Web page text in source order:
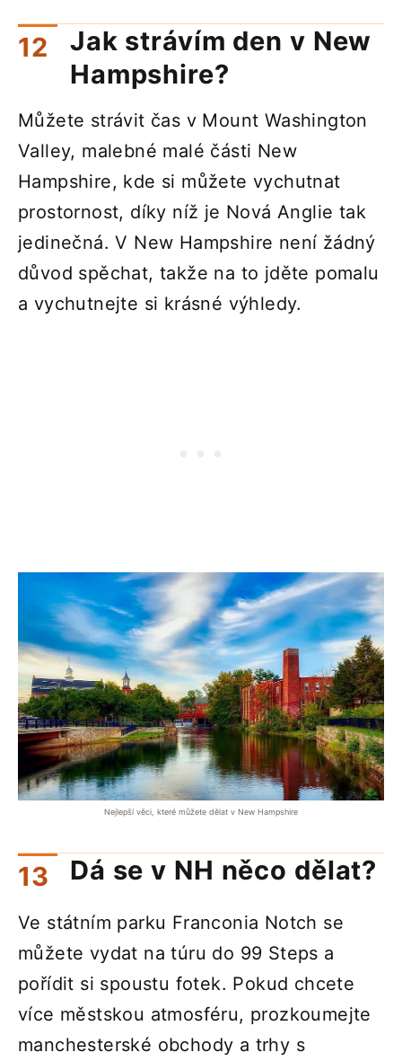
Jak strávím den v New
Hampshire?
Můžete strávit čas v Mount Washington
Valley, malebné malé části New
Hampshire, kde si můžete vychutnat
prostornost, díky níž je Nová Anglie tak
jedinečná. V New Hampshire není žádný
důvod spěchat, takže na to jděte pomalu
a vychutnejte si krásné výhledy.
Nejlepší věci, které můžete dělat v New Hampshire
Dá se v NH něco dělat?
Ve státním parku Franconia Notch se
můžete vydat na túru do 99 Steps a
pořídit si spoustu fotek. Pokud chcete
více městskou atmosféru, prozkoumejte
manchesterské obchody a trhy s